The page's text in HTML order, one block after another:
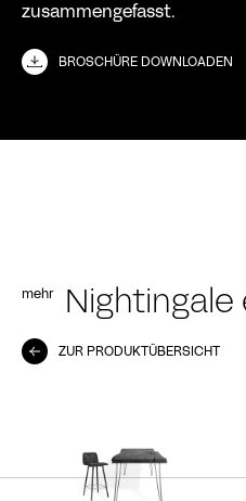
BROSCHÜRE DOWNLOADEN
zusammengefasst.
mehr Nightingale
ZUR PRODUKTÜBERSICHT